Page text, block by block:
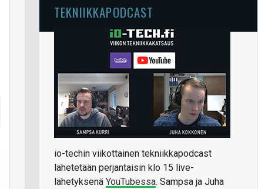
TEKNIIKKAPODCAST
io-techin viikottainen tekniikkapodcast
lähetetään perjantaisin klo 15 live-
lähetyksenä YouTubessa. Sampsa ja Juha